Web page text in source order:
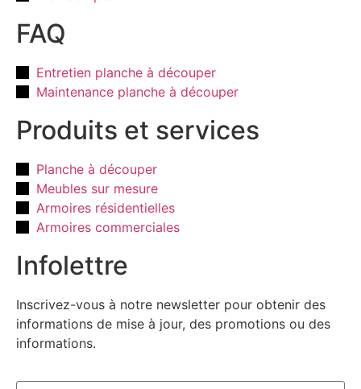
FAQ
Entretien planche à découper
Maintenance planche à découper
Produits et services
Planche à découper
Meubles sur mesure
Armoires résidentielles
Armoires commerciales
Infolettre
Inscrivez-vous à notre newsletter pour obtenir des
informations de mise à jour, des promotions ou des
informations.